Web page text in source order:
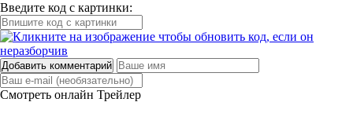
Введите код с картинки:
Добавить комментарий
Смотреть онлайн Трейлер